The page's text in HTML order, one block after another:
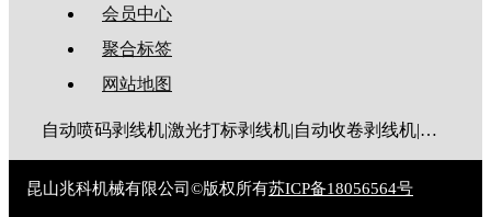
会员中心
聚合标签
网站地图
自动喷码剥线机|激光打标剥线机|自动收卷剥线机|全伺服剥线机|大平方剥线机|新能源剥线机|多芯线剥线机|护套线剥线机|排线剥线机|折弯剥线机|同轴线剥线机|漆包线脱漆机|废线剥皮机|裁线机|剥线机|电脑剥线机
昆山兆科机械有限公司©版权所有苏ICP备18056564号